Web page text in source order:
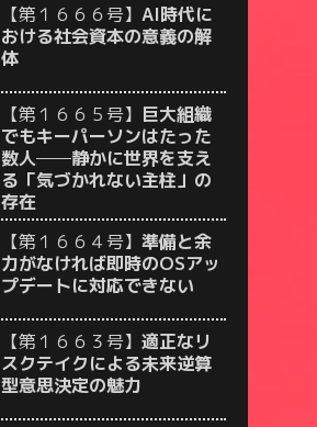
【第１６６６号】 AI時代に
おける社会資本の意義の解
体
【第１６６５号】 巨大組織
でもキーパーソンはたった
数人──静かに世界を支え
る「気づかれない主柱」の
存在
【第１６６４号】 準備と余
力がなければ即時のOSアッ
プデートに対応できない
【第１６６３号】 適正なリ
スクテイクによる未来逆算
型意思決定の魅力